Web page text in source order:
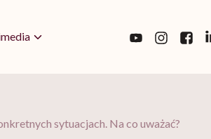
sytuacjach. Na co uważać?